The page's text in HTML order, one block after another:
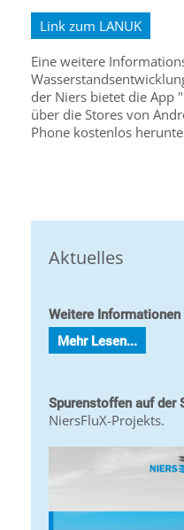
Link zum LANUK
Eine weitere
der Niers bietet die App
über die Stores von
Phone kostenlos
Aktuelles
Weitere
Mehr Lesen...
Spurenstoffen auf der
NiersFluX-Projekts.